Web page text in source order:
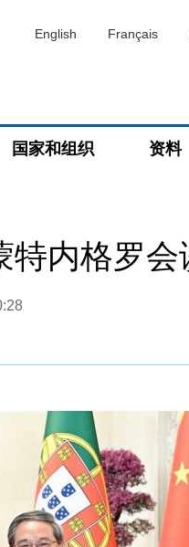
English Français
国家和组织 资料
特内格罗会